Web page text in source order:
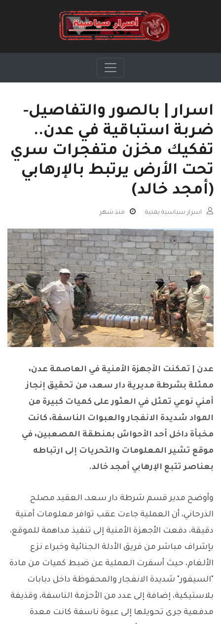
اسرار | بالصور والتفاصيل-
ضربة استباقية في عدن..
تفكيك مخزن متفجرات سري
تحت الأرض يرتبط بالإرهابي
(أمجد خالد)
اسرار سياسية يمنية منذ شهر
عدن | تمكنت الأجهزة الأمنية في العاصمة عدن،
ممثلة بشرطة مديرية دار سعد، من تحقيق إنجاز
أمني نوعي تمثل في العثور على كميات كبيرة من
المواد شديدة الانفجار والعبوات الناسفة، كانت
مخبأة داخل أحد الأحواش بمنطقة المصعبين، في
موقع تشير المعلومات والتحريات إلى ارتباطه
بعناصر تتبع الإرهابي أمجد خالد.
وأوضح مدير قسم شرطة دار سعد، العقيد مصلح
الذرحاني، أن العملية جاءت عقب توافر معلومات أمنية
دقيقة، دفعت الأجهزة الأمنية إلى تنفيذ مداهمة للموقع،
بإشراف مباشر من فريق الأدلة الجنائية وخبراء نزع
الألغام، حيث أسفرت العملية عن ضبط كميات من مادة
"السيفور" شديدة الانفجار والمحفوظة داخل دبابات
بلاستيكية، إضافة إلى عدد من الأحزمة الناسفة، وقذيفة
مدفعية جرى تحويلها إلى عبوة ناسفة كانت معدة